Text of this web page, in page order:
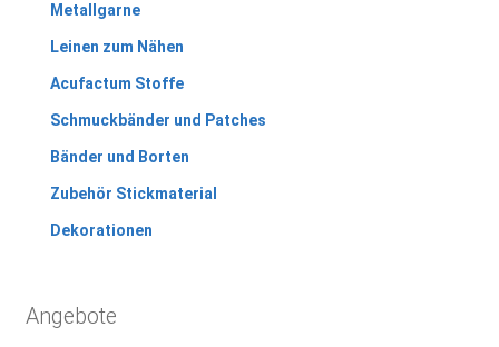
Metallgarne
Leinen zum Nähen
Acufactum Stoffe
Schmuckbänder und Patches
Bänder und Borten
Zubehör Stickmaterial
Dekorationen
Angebote